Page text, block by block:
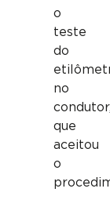
o
teste
do
no
que
aceitou
o